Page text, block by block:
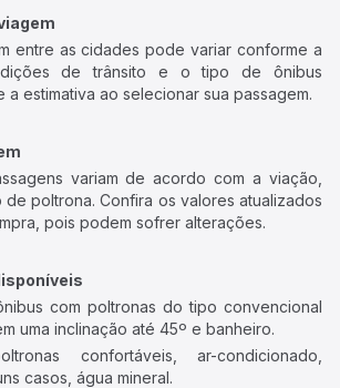
entre as cidades pode variar conforme a
de trânsito e o tipo de ônibus
a estimativa ao selecionar sua passagem.
variam de acordo com a viação,
poltrona. Confira os valores atualizados
pois podem sofrer alterações.
com poltronas do tipo convencional
uma inclinação até 45º e banheiro.
confortáveis, ar-condicionado,
casos, água mineral.